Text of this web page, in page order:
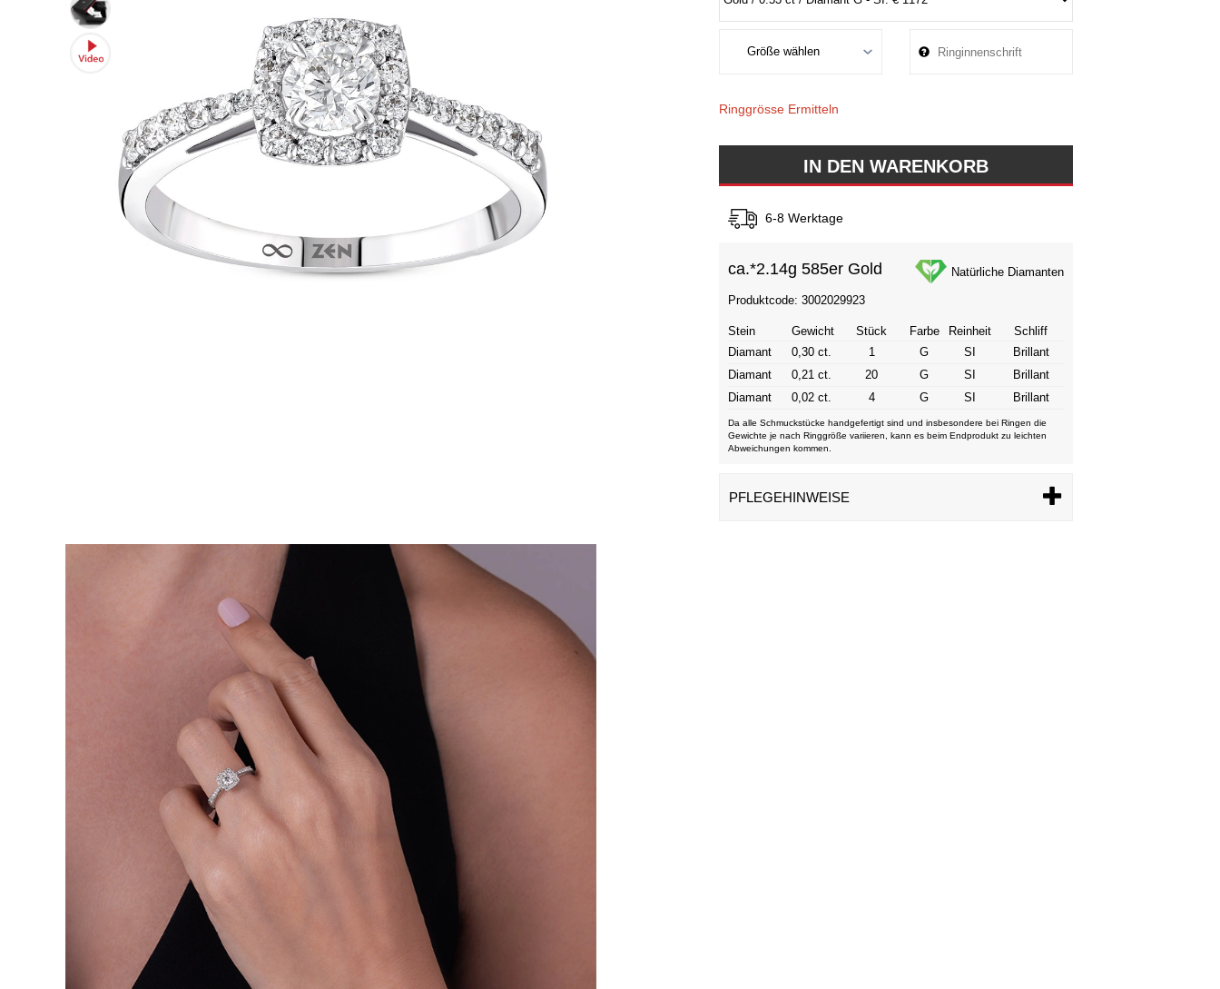
Ringgrösse Ermitteln
6-8 Werktage
ca.*2.14g 585er Gold Natürliche Diamanten
Produktcode: 3002029923
Stein Gewicht Stück Farbe Reinheit
Schliff
Diamant
0,30 ct. 1 G SI
Brillant
Diamant
0,21 ct. 20 G SI
Brillant
Diamant
0,02 ct. 4 G SI Brillant
Da alle Schmuckstücke handgefertigt sind und insbesondere bei Ringen die
Gewichte je nach Ringgröße variieren, kann es beim Endprodukt zu leichten
Abweichungen kommen.
PFLEGEHINWEISE